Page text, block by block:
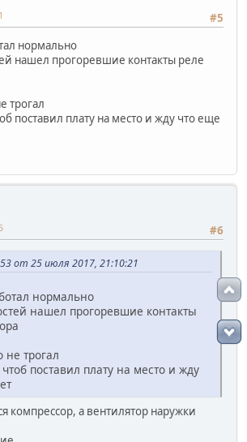
#5
нормально
нашел прогоревшие контакты реле
трогал
поставил плату на место и жду что еще
#6
от 25 июля 2017, 21:10:21
нормально
нашел прогоревшие контакты
трогал
поставил плату на место и жду
компрессор, а вентилятор наружки